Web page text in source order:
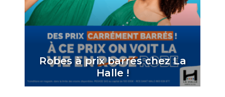
Robes à prix barrés chez La
Halle !